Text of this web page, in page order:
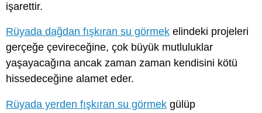
işarettir.
Rüyada dağdan fışkıran su görmek elindeki projeleri
gerçeğe çevireceğine, çok büyük mutluluklar
yaşayacağına ancak zaman zaman kendisini kötü
hissedeceğine alamet eder.
Rüyada yerden fışkıran su görmek gülüp